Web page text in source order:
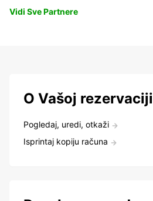
Vidi Sve Partnere
O Vašoj rezervaciji
Pogledaj, uredi, otkaži
Isprintaj kopiju računa